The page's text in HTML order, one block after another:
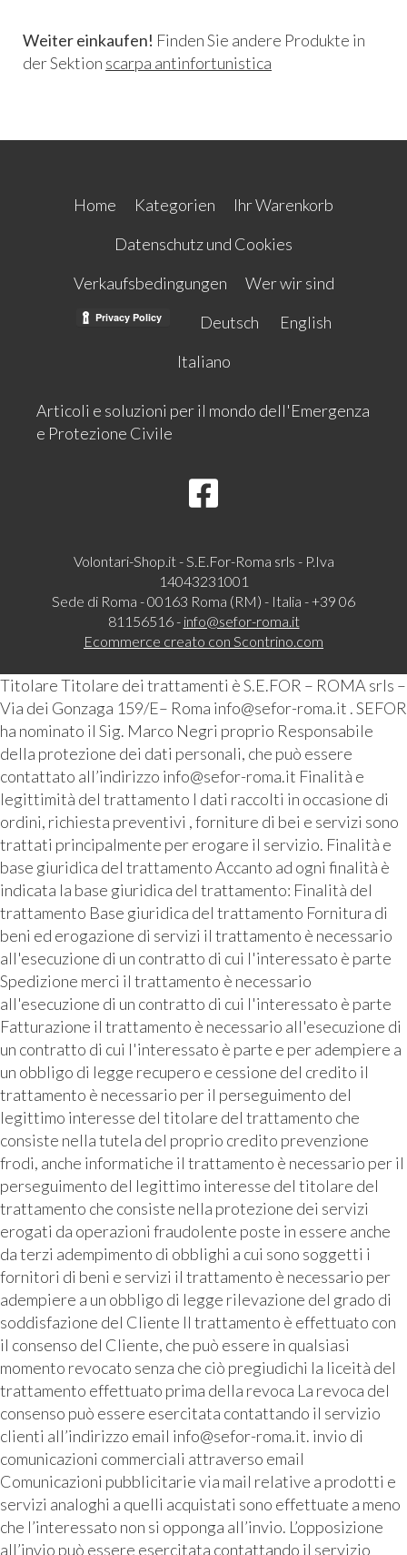
Weiter einkaufen! Finden Sie andere Produkte in
der Sektion scarpa antinfortunistica
Home Kategorien
Ihr Warenkorb
Datenschutz und Cookies
Verkaufsbedingungen
Wer wir sind
Deutsch
English
Italiano
Articoli e soluzioni per il mondo dell'Emergenza
e Protezione Civile
Volontari-Shop.it - S.E.For-Roma srls - P.Iva
14043231001
Sede di Roma - 00163 Roma (RM) - Italia - +39 06
81156516 - info@sefor-roma.it
Ecommerce creato con Scontrino.com
Titolare Titolare dei trattamenti è S.E.FOR – ROMA srls –
Via dei Gonzaga 159/E– Roma info@sefor-roma.it . SEFOR
ha nominato il Sig. Marco Negri proprio Responsabile
della protezione dei dati personali, che può essere
contattato all’indirizzo info@sefor-roma.it Finalità e
legittimità del trattamento I dati raccolti in occasione di
ordini, richiesta preventivi , forniture di bei e servizi sono
trattati principalmente per erogare il servizio. Finalità e
base giuridica del trattamento Accanto ad ogni finalità è
indicata la base giuridica del trattamento: Finalità del
trattamento Base giuridica del trattamento Fornitura di
beni ed erogazione di servizi il trattamento è necessario
all'esecuzione di un contratto di cui l'interessato è parte
Spedizione merci il trattamento è necessario
all'esecuzione di un contratto di cui l'interessato è parte
Fatturazione il trattamento è necessario all'esecuzione di
un contratto di cui l'interessato è parte e per adempiere a
un obbligo di legge recupero e cessione del credito il
trattamento è necessario per il perseguimento del
legittimo interesse del titolare del trattamento che
consiste nella tutela del proprio credito prevenzione
frodi, anche informatiche il trattamento è necessario per il
perseguimento del legittimo interesse del titolare del
trattamento che consiste nella protezione dei servizi
erogati da operazioni fraudolente poste in essere anche
da terzi adempimento di obblighi a cui sono soggetti i
fornitori di beni e servizi il trattamento è necessario per
adempiere a un obbligo di legge rilevazione del grado di
soddisfazione del Cliente Il trattamento è effettuato con
il consenso del Cliente, che può essere in qualsiasi
momento revocato senza che ciò pregiudichi la liceità del
trattamento effettuato prima della revoca La revoca del
consenso può essere esercitata contattando il servizio
clienti all’indirizzo email info@sefor-roma.it. invio di
comunicazioni commerciali attraverso email
Comunicazioni pubblicitarie via mail relative a prodotti e
servizi analoghi a quelli acquistati sono effettuate a meno
che l’interessato non si opponga all’invio. L’opposizione
all’invio può essere esercitata contattando il servizio